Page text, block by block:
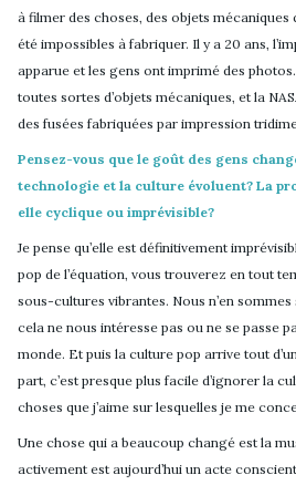
à filmer des choses, des objets
été impossibles à fabriquer. Il y a 20 ans,
apparue et les gens ont imprimé des
toutes sortes d’objets mécaniques, et la
des fusées fabriquées par impression
Pensez-vous que le goût des gens
technologie et la culture évoluent? La
elle cyclique ou imprévisible?
Je pense qu’elle est définitivement
pop de l’équation, vous trouverez en tout
sous-cultures vibrantes. Nous n’en
cela ne nous intéresse pas ou ne se passe
monde. Et puis la culture pop arrive tout
part, c’est presque plus facile d’ignorer la
choses que j’aime sur lesquelles je me
Une chose qui a beaucoup changé est la
activement est aujourd’hui un acte